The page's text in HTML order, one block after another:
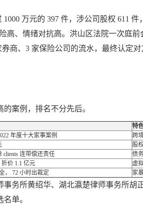
万元的 397 件，涉公司股权 611
高、情绪对抗高。洪山区法院一次庭
商、3 家保险公司的流水，最终认定
案例，排名不分先后。
特
年度十大家事案例
跨
股
clients 连带偿还责任
债
价 1.1 亿元
虚
， 72 小时出裁定 家
务所黄绍华、湖北瀛楚律师事务所胡
单。